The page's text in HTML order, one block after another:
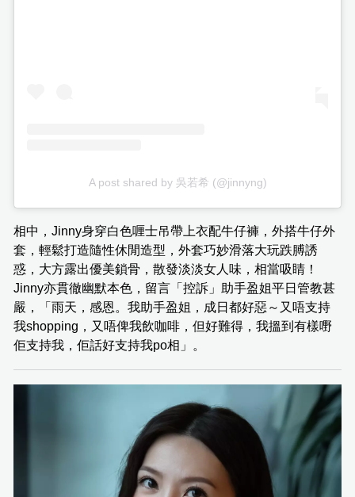
A post shared by 吳若希 (@jinnyng)
相中，Jinny身穿白色喱士吊帶上衣配牛仔褲，外搭牛仔外
套，輕鬆打造隨性休閒造型，外套巧妙滑落大玩跌膊誘
惑，大方露出優美鎖骨，散發淡淡女人味，相當吸睛！
Jinny亦貫徹幽默本色，留言「控訴」助手盈姐平日管教甚
嚴，「雨天，感恩。我助手盈姐，成日都好惡～又唔支持
我shopping，又唔俾我飲咖啡，但好難得，我搵到有樣嘢
佢支持我，佢話好支持我po相」。